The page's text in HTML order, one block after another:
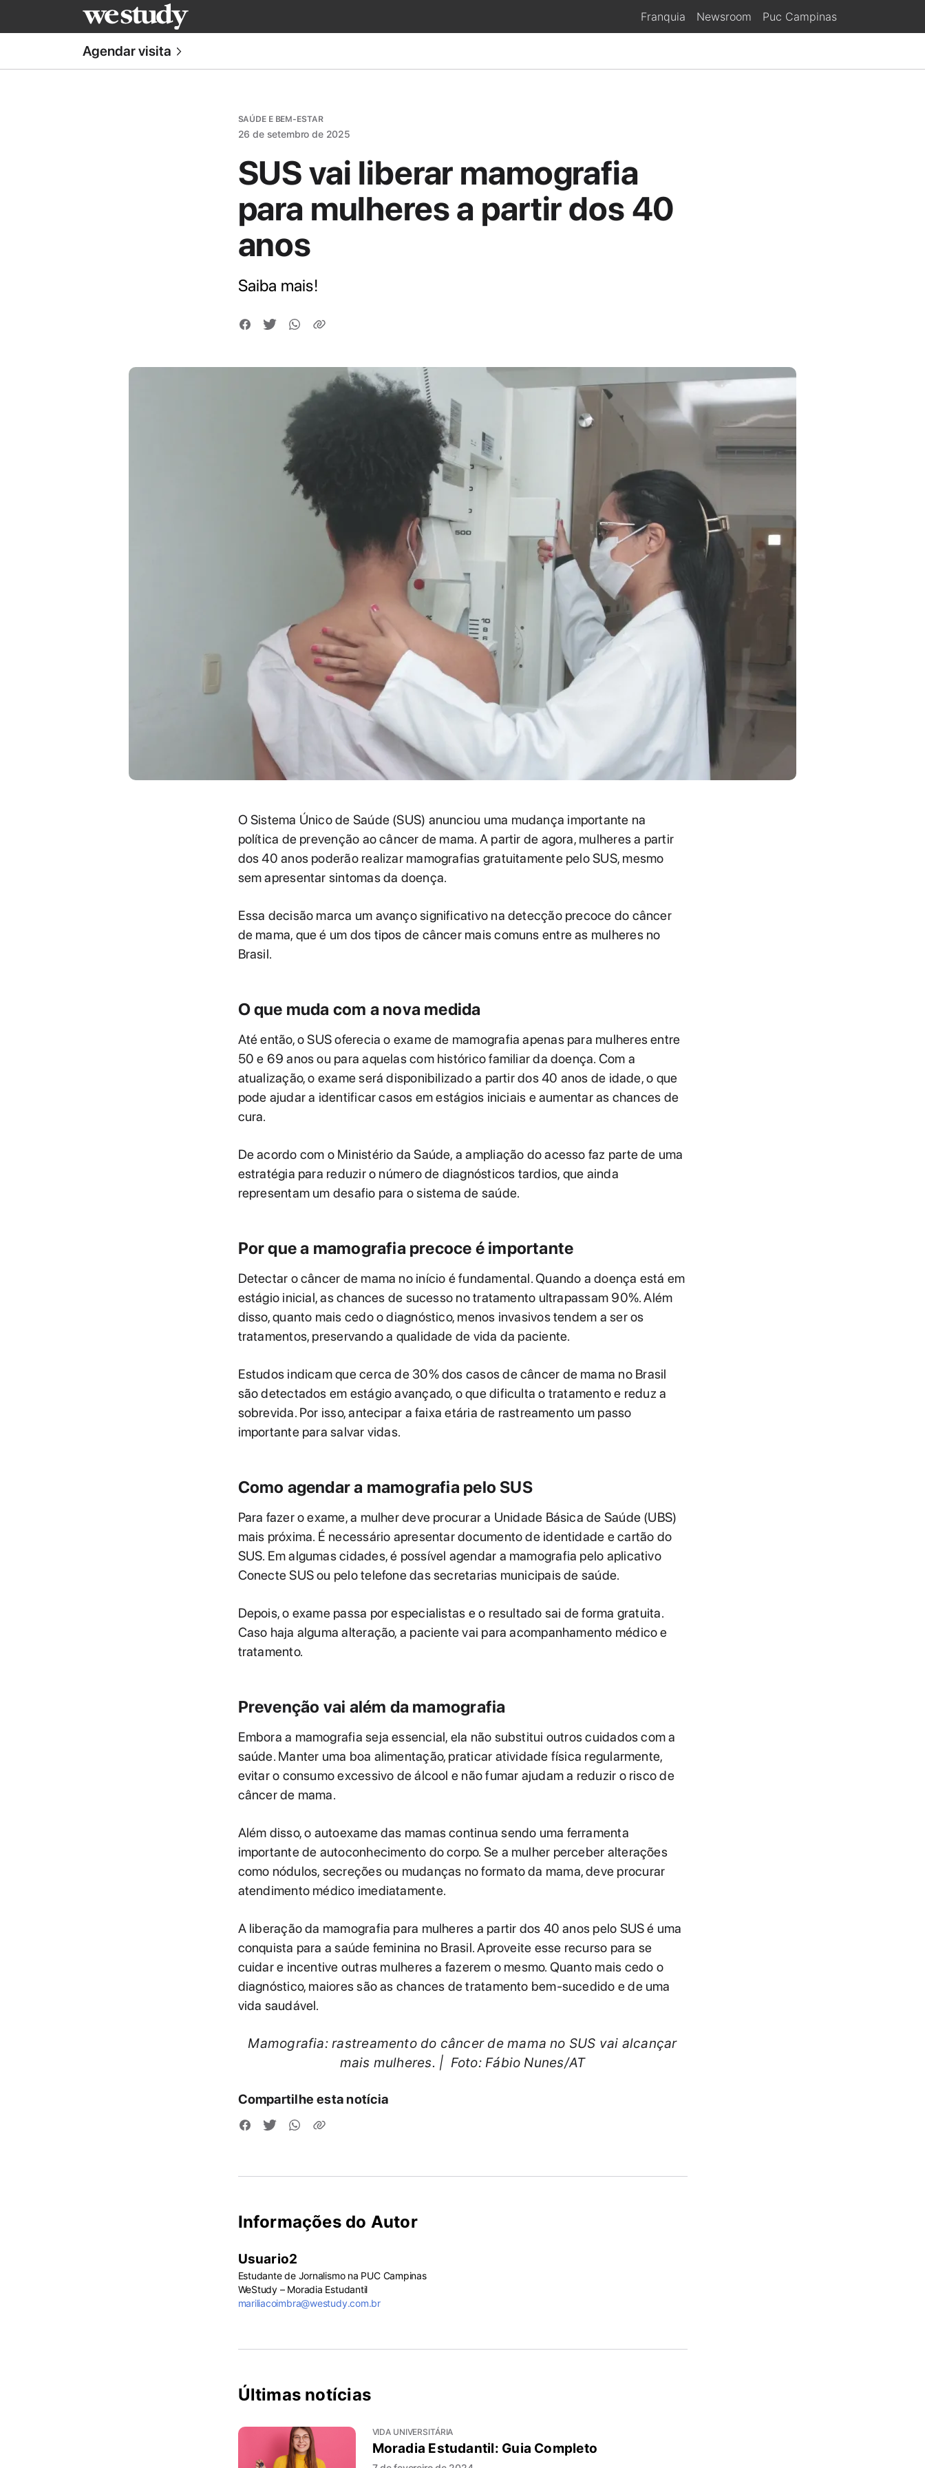
Franquia Newsroom Puc Campinas
Agendar visita
SAÚDE E BEM-ESTAR
26 de setembro de 2025
SUS vai liberar mamografia
para mulheres a partir dos 40
anos
Saiba mais!
O Sistema Único de Saúde (SUS) anunciou uma mudança importante na
política de prevenção ao câncer de mama. A partir de agora, mulheres a partir
dos 40 anos poderão realizar mamografias gratuitamente pelo SUS, mesmo
sem apresentar sintomas da doença.
Essa decisão marca um avanço significativo na detecção precoce do câncer
de mama, que é um dos tipos de câncer mais comuns entre as mulheres no
Brasil.
O que muda com a nova medida
Até então, o SUS oferecia o exame de mamografia apenas para mulheres entre
50 e 69 anos ou para aquelas com histórico familiar da doença. Com a
atualização, o exame será disponibilizado a partir dos 40 anos de idade, o que
pode ajudar a identificar casos em estágios iniciais e aumentar as chances de
cura.
De acordo com o Ministério da Saúde, a ampliação do acesso faz parte de uma
estratégia para reduzir o número de diagnósticos tardios, que ainda
representam um desafio para o sistema de saúde.
Por que a mamografia precoce é importante
Detectar o câncer de mama no início é fundamental. Quando a doença está em
estágio inicial, as chances de sucesso no tratamento ultrapassam 90%. Além
disso, quanto mais cedo o diagnóstico, menos invasivos tendem a ser os
tratamentos, preservando a qualidade de vida da paciente.
Estudos indicam que cerca de 30% dos casos de câncer de mama no Brasil
são detectados em estágio avançado, o que dificulta o tratamento e reduz a
sobrevida. Por isso, antecipar a faixa etária de rastreamento um passo
importante para salvar vidas.
Como agendar a mamografia pelo SUS
Para fazer o exame, a mulher deve procurar a Unidade Básica de Saúde (UBS)
mais próxima. É necessário apresentar documento de identidade e cartão do
SUS. Em algumas cidades, é possível agendar a mamografia pelo aplicativo
Conecte SUS ou pelo telefone das secretarias municipais de saúde.
Depois, o exame passa por especialistas e o resultado sai de forma gratuita.
Caso haja alguma alteração, a paciente vai para acompanhamento médico e
tratamento.
Prevenção vai além da mamografia
Embora a mamografia seja essencial, ela não substitui outros cuidados com a
saúde. Manter uma boa alimentação, praticar atividade física regularmente,
evitar o consumo excessivo de álcool e não fumar ajudam a reduzir o risco de
câncer de mama.
Além disso, o autoexame das mamas continua sendo uma ferramenta
importante de autoconhecimento do corpo. Se a mulher perceber alterações
como nódulos, secreções ou mudanças no formato da mama, deve procurar
atendimento médico imediatamente.
A liberação da mamografia para mulheres a partir dos 40 anos pelo SUS é uma
conquista para a saúde feminina no Brasil. Aproveite esse recurso para se
cuidar e incentive outras mulheres a fazerem o mesmo. Quanto mais cedo o
diagnóstico, maiores são as chances de tratamento bem-sucedido e de uma
vida saudável.
Mamografia: rastreamento do câncer de mama no SUS vai alcançar
mais mulheres. | Foto: Fábio Nunes/AT
Compartilhe esta notícia
Informações do Autor
Usuario2
Estudante de Jornalismo na PUC Campinas
WeStudy – Moradia Estudantil
mariliacoimbra@westudy.com.br
Últimas notícias
VIDA UNIVERSITÁRIA
Moradia Estudantil: Guia Completo